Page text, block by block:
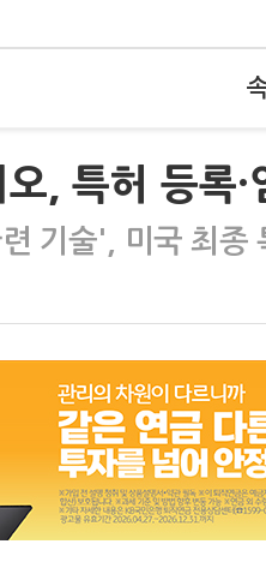
, 특허 등록
기술', 미국 최종